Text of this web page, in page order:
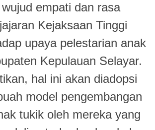
empati dan rasa
Kejaksaan Tinggi
upaya pelestarian anak
Kepulauan Selayar.
hal ini akan diadopsi
model pengembangan
tukik oleh mereka yang